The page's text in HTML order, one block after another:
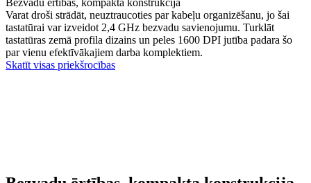
Varat droši strādāt, neuztraucoties par kabeļu organizēšanu, jo šai
tastatūrai var izveidot 2,4 GHz bezvadu savienojumu. Turklāt
tastatūras zemā profila dizains un peles 1600 DPI jutība padara šo
par vienu efektīvākajiem darba komplektiem.
Skatīt visas priekšrocības